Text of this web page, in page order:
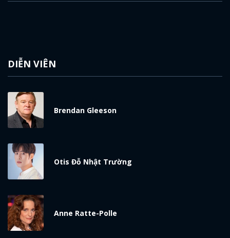
ĐĂNG NHẬP
DIỄN VIÊN
Brendan Gleeson
Otis Đỗ Nhật Trường
Anne Ratte-Polle